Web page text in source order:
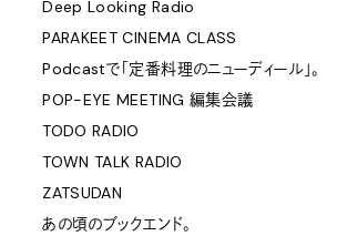
Deep Looking Radio
PARAKEET CINEMA CLASS
Podcastで「定番料理のニューディール」。
POP-EYE MEETING 編集会議
TODO RADIO
TOWN TALK RADIO
ZATSUDAN
あの頃のブックエンド。